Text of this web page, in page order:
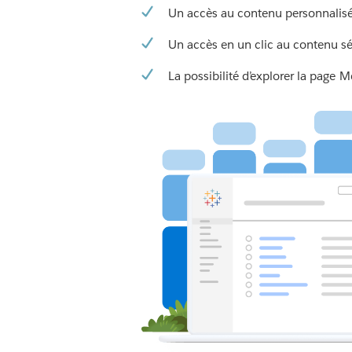
Un accès au contenu
Un accès en un clic au contenu
La possibilité d’explorer la page